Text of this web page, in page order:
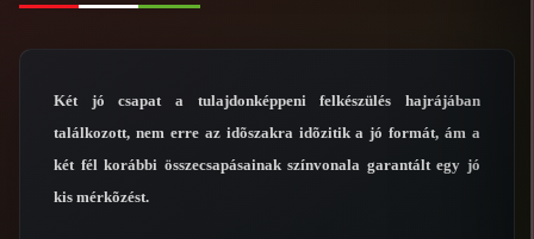
Két jó csapat a tulajdonképpeni felkészülés hajrájában
találkozott, nem erre az idõszakra idõzitik a jó formát, ám a
két fél korábbi összecsapásainak színvonala garantált egy jó
kis mérkõzést.